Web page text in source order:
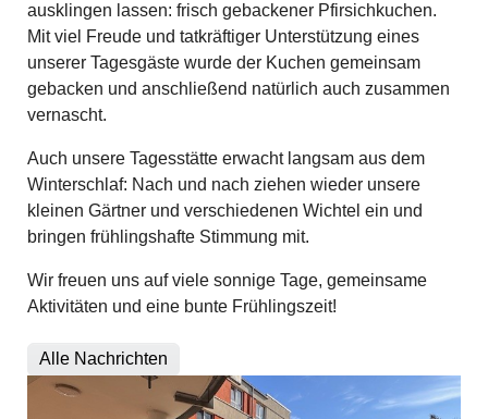
ausklingen lassen: frisch gebackener Pfirsichkuchen.
Mit viel Freude und tatkräftiger Unterstützung eines
unserer Tagesgäste wurde der Kuchen gemeinsam
gebacken und anschließend natürlich auch zusammen
vernascht.
Auch unsere Tagesstätte erwacht langsam aus dem
Winterschlaf: Nach und nach ziehen wieder unsere
kleinen Gärtner und verschiedenen Wichtel ein und
bringen frühlingshafte Stimmung mit.
Wir freuen uns auf viele sonnige Tage, gemeinsame
Aktivitäten und eine bunte Frühlingszeit!
Alle Nachrichten